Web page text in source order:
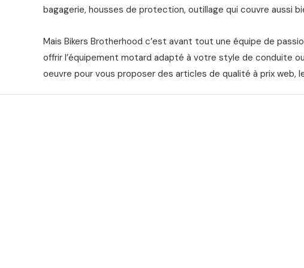
bagagerie, housses de protection, outillage qui couvre aussi
Mais Bikers Brotherhood c’est avant tout une équipe de
offrir l’équipement motard adapté à votre style de conduite
oeuvre pour vous proposer des articles de qualité à prix web,